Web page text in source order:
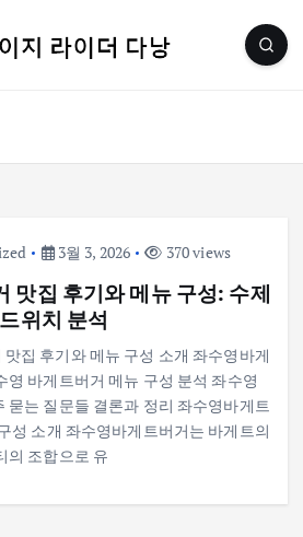
3월 3, 2026 370 views
맛집 후기와 메뉴 구성: 수제
위치 분석
집 후기와 메뉴 구성 소개 좌수영바게
영 바게트버거 메뉴 구성 분석 좌수영
묻는 질문들 결론과 정리 좌수영바게트
성 소개 좌수영바게트버거는 바게트의
의 조합으로 유